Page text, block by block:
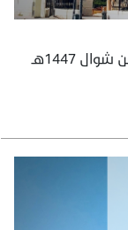
خطبة الجمعة المذاعة والموزعة بتاريخ 15 من شوال 1447هـ